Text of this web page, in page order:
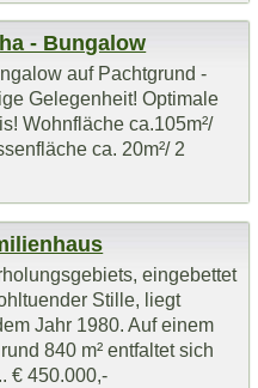
- Bungalow
auf Pachtgrund -
Gelegenheit! Optimale
Wohnfläche ca.105m²/
ca. 20m²/ 2
eingebettet
Stille, liegt
Jahr 1980. Auf einem
840 m² entfaltet sich
€ 450.000,-